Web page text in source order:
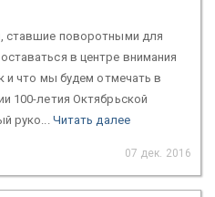
ставшие поворотными для
в центре внимания
и что мы будем отмечать в
100-летия Октябрьской
руко... Читать далее
07 дек. 2016